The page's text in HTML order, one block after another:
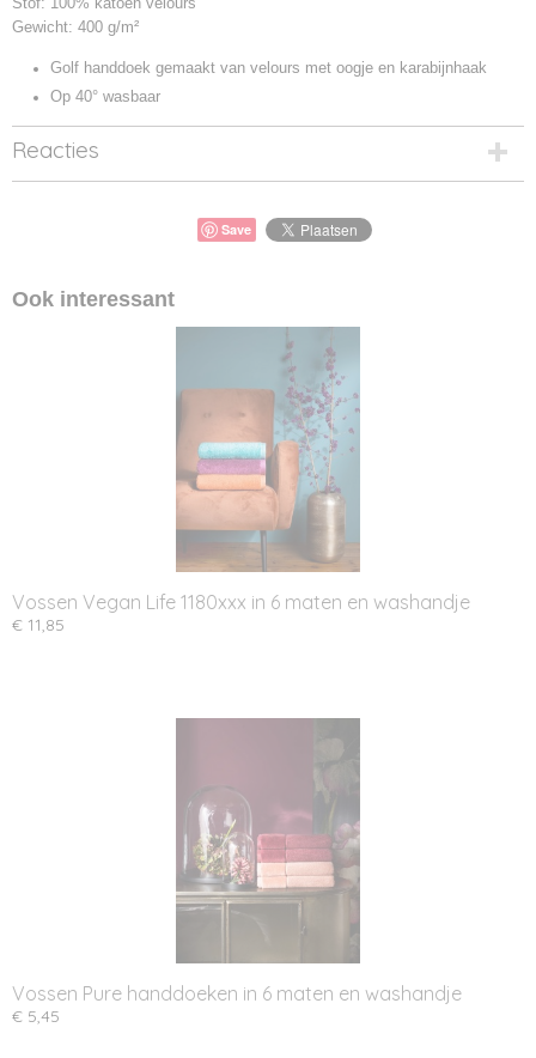
Gewicht: 400 g/m²
Golf handdoek gemaakt van velours met oogje en karabijnhaak
Op 40° wasbaar
Reacties
Save
Ook interessant
Vossen Vegan Life 1180xxx in 6 maten en washandje
€ 11,85
Vossen Pure handdoeken in 6 maten en washandje
€ 5,45